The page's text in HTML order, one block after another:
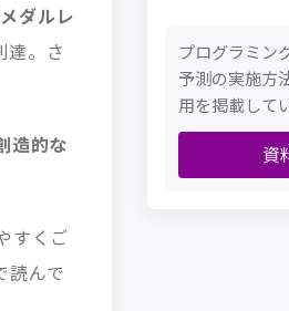
ダルレ
達。さ
造的な
すくご
読んで
プログラミン
予測の実施方
用を掲載して
資